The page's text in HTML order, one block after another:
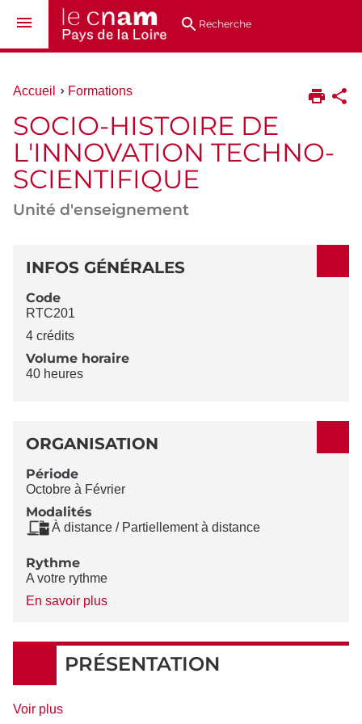
au
directsRecherche
Vous
ici :
Accueil Formations
SOCIO-HISTOIRE DE
L'INNOVATION TECHNO-
SCIENTIFIQUE
Unité d'enseignement
DÉTAILS
INFOS GÉNÉRALES
Code
RTC201
4 crédits
Volume horaire
40 heures
ORGANISATION
Période
Octobre à Février
Modalités
À distance / Partiellement à distance
Rythme
A votre rythme
En savoir plusà
Rythme
PRÉSENTATION
Voir plusde